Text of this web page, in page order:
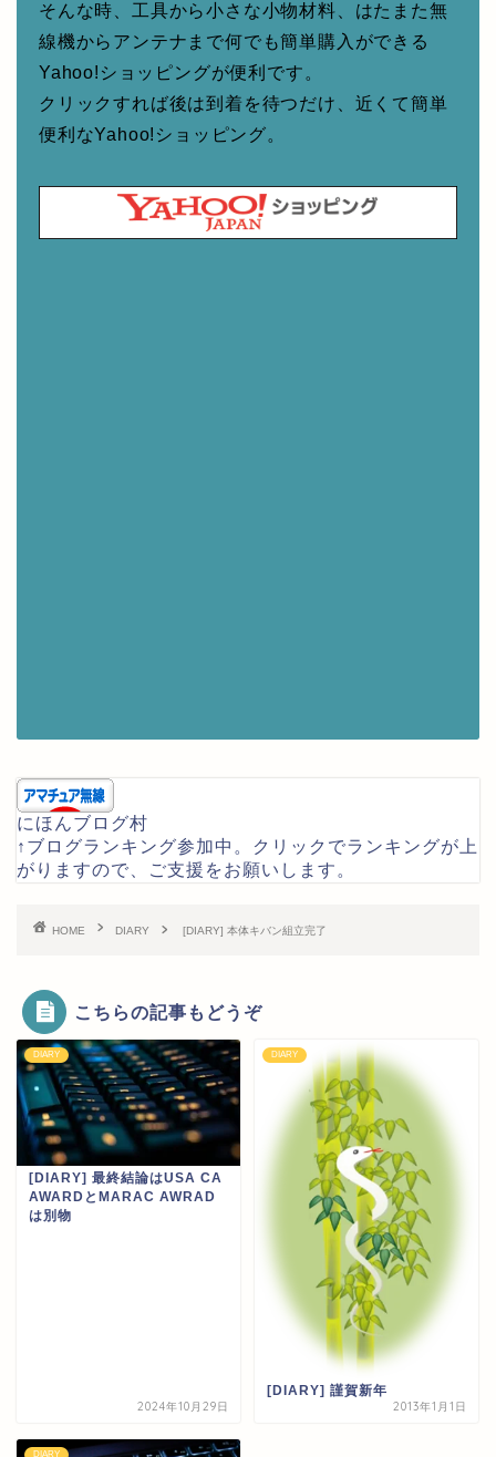
そんな時、工具から小さな小物材料、はたまた無
線機からアンテナまで何でも簡単購入ができる
Yahoo!ショッピングが便利です。
クリックすれば後は到着を待つだけ、近くて簡単
便利なYahoo!ショッピング。
にほんブログ村
↑ブログランキング参加中。クリックでランキングが上
がりますので、ご支援をお願いします。
HOME DIARY [DIARY] 本体キバン組立完了
こちらの記事もどうぞ
DIARY
[DIARY] 最終結論はUSA CA
AWARDとMARAC AWRAD
は別物
2024年10月29日
DIARY
[DIARY] 謹賀新年
2013年1月1日
DIARY